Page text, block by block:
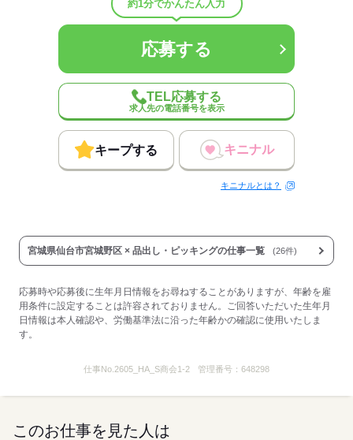
応募する
約1分でかんたん入力
応募する
TEL応募する
求人先の電話番号を表示
キープする キニナル
キニナルとは？
宮城県仙台市宮城野区 × 品出し・ピッキングの仕事一覧 (26件)
応募時や応募後に生年月日情報をお尋ねすることがありますが、年齢を雇
用条件に設定することは許容されておりません。ご回答いただいた生年月
日情報は本人確認や、労働基準法に沿った年齢かの確認に使用いたしま
す。
仕事No. 2605_HA_S商会1-2 管理番号： 648298
このお仕事を見た人は